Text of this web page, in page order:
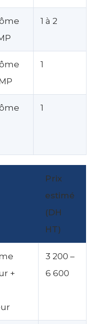
1 à 2
1
1
Prix
estimé
(DH
HT)
+
3 200 –
6 600